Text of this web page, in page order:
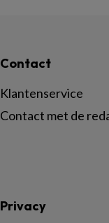
Contact
Klantenservice
Contact met de
Privacy